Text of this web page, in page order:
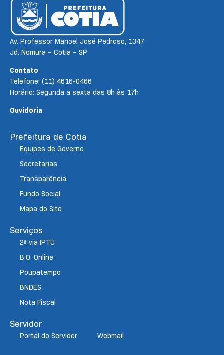
Av. Professor Manoel José Pedroso, 1347
Jd. Nomura – Cotia – SP
Contato
Telefone: (11) 4616-0466
Horário: Segunda a sexta das 8h às 17h
Ouvidoria
Prefeitura de Cotia
Equipes de Governo
Secretarias
Transparência
Fundo Social
Mapa do Site
Serviços
2ª via IPTU
B.O. Online
Poupatempo
BNDES
Nota Fiscal
Servidor
Portal do Servidor Webmail